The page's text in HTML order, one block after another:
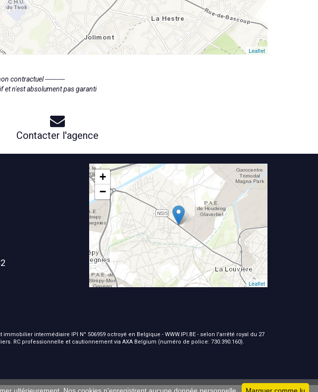
Leaflet
contractuel ----------
et n'est absolument pas garanti
Contacter l'agence
+
−
Leaflet
intermédiaire IPI N° 506959 octroyé en Belgique - WWW.IPI.BE - selon l'arrêté royal du 27
RC professionnelle et cautionnement via AXA Belgium (numéro de police: 730.390.160).